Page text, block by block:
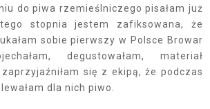
do piwa rzemieślniczego pisałam już
stopnia jestem zafiksowana, że
sobie pierwszy w Polsce Browar
degustowałam, materiał
się z ekipą, że podczas
dla nich piwo.